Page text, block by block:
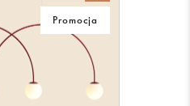
Promocja